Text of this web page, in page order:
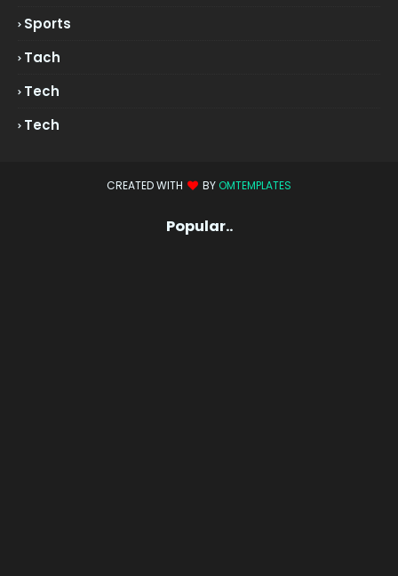
Sports
Tach
Tech
Tech
CREATED WITH BY OMTEMPLATES
Popular..